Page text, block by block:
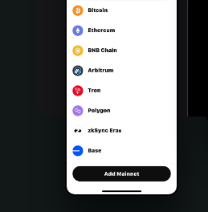
Português (Portugal)
Bahasa Indonesia
Português (Brasil)
Español (Argentina)